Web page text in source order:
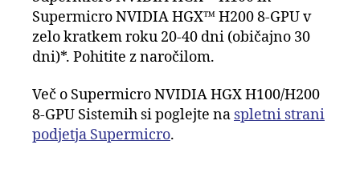
Supermicro NVIDIA HGX™ H200 8-GPU v
zelo kratkem roku 20-40 dni (običajno 30
dni)*. Pohitite z naročilom.
Več o Supermicro NVIDIA HGX H100/H200
8-GPU Sistemih si poglejte na spletni strani
podjetja Supermicro.